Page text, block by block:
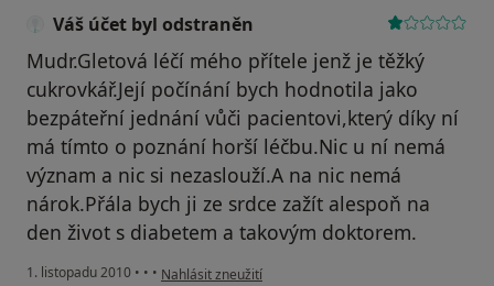
Váš účet byl odstraněn
Mudr.Gletová léčí mého přítele jenž je těžký
cukrovkář.Její počínání bych hodnotila jako
bezpáteřní jednání vůči pacientovi,který díky ní
má tímto o poznání horší léčbu.Nic u ní nemá
význam a nic si nezaslouží.A na nic nemá
nárok.Přála bych ji ze srdce zažít alespoň na
den život s diabetem a takovým doktorem.
1. listopadu 2010 • • • podle názoru uživatele Váš účet byl odstraněn
Nahlásit zneužití